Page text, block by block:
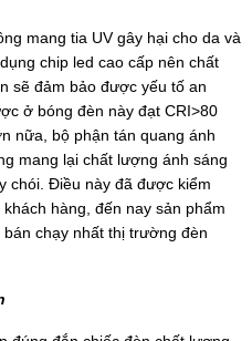
mang tia UV gây hại cho da và
chip led cao cấp nên chất
sẽ đảm bảo được yếu tố an
ở bóng đèn này đạt CRI>80
nữa, bộ phận tán quang ánh
mang lại chất lượng ánh sáng
chói. Điều này đã được kiểm
hàng, đến nay sản phẩm
chạy nhất thị trường đèn